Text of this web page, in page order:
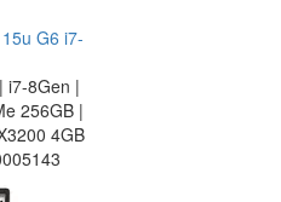
G6 i7-
i7-8Gen |
256GB |
4GB